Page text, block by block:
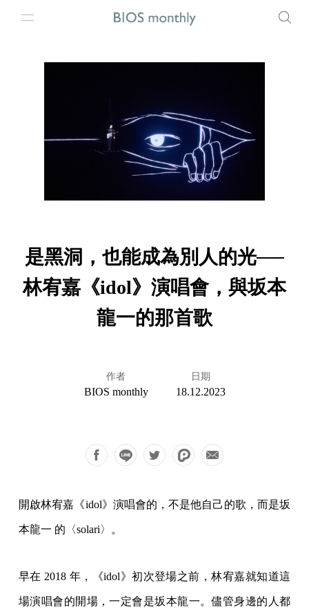
是黑洞，也能成為別人的光──
林宥嘉《idol》演唱會，與坂本
龍一的那首歌
作者
BIOS monthly
日期
18.12.2023
開啟林宥嘉《idol》演唱會的，不是他自己的歌，而是坂
本龍一 的〈solari〉。
早在 2018 年，《idol》初次登場之前，林宥嘉就知道這
場演唱會的開場，一定會是坂本龍一。儘管身邊的人都